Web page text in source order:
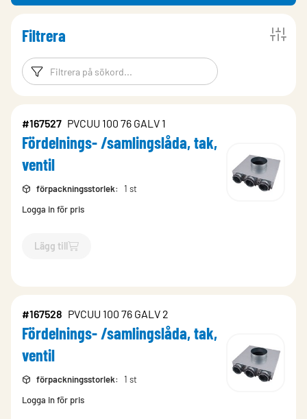
Filtrera
Filtreringsord Filtrera
#167527 PVCUU 100 76 GALV 1
Fördelnings- /samlingslåda, tak,
ventil
förpackningsstorlek:
1 st
Logga in för pris
Lägg till
`$Lägg till
#167528 PVCUU 100 76 GALV 2
Fördelnings- /samlingslåda, tak,
ventil
förpackningsstorlek:
1 st
Logga in för pris